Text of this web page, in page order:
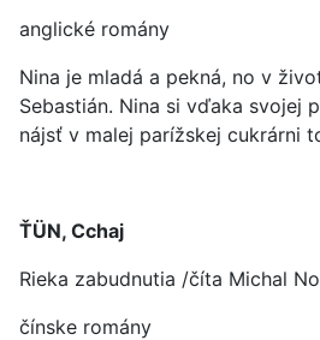
anglické romány
Nina je mladá a pekná, no v
Sebastián. Nina si vďaka svojej
nájsť v malej parížskej cukrárni
ŤÜN, Cchaj
Rieka zabudnutia /číta Michal
čínske romány